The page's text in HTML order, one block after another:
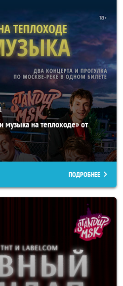
музыка на теплоходе» от
ПОДРОБНЕЕ